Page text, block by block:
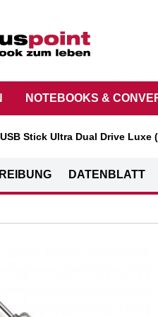
NOTEBOOKS &
Stick Ultra Dual Drive Luxe
DATENBLATT